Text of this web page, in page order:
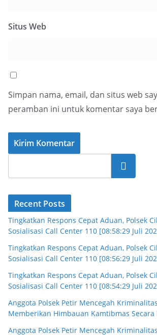
Situs Web
Simpan nama, email, dan situs web
peramban ini untuk komentar saya
Cari
Recent Posts
Tingkatkan Respons Cepat Aduan, Polsek
Sosialisasi Call Center 110 [08:58:29 Juli
Tingkatkan Respons Cepat Aduan, Polsek
Sosialisasi Call Center 110 [08:56:29 Juli
Tingkatkan Respons Cepat Aduan, Polsek
Sosialisasi Call Center 110 [08:54:29 Juli
Anggota Polsek Petir Mencegah
Memberikan Himbauan Kamtibmas
Anggota Polsek Petir Mencegah